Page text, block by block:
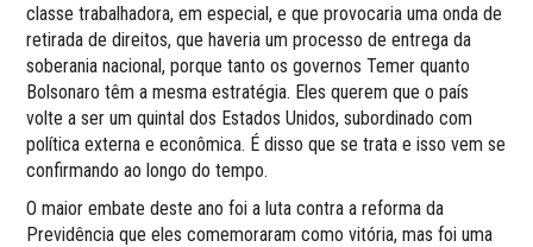
classe trabalhadora, em especial, e que provocaria uma onda de
retirada de direitos, que haveria um processo de entrega da
soberania nacional, porque tanto os governos Temer quanto
Bolsonaro têm a mesma estratégia. Eles querem que o país
volte a ser um quintal dos Estados Unidos, subordinado com
política externa e econômica. É disso que se trata e isso vem se
confirmando ao longo do tempo.
O maior embate deste ano foi a luta contra a reforma da
Previdência que eles comemoraram como vitória, mas foi uma